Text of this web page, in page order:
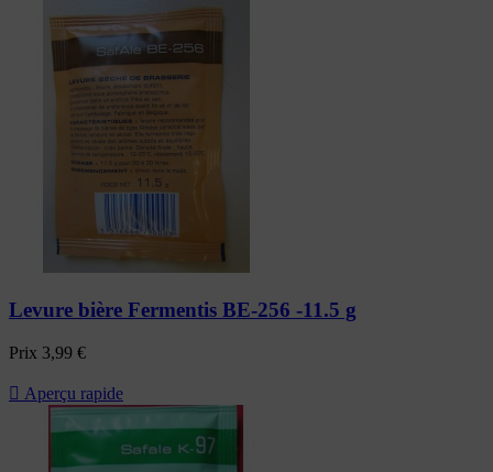
Levure bière Fermentis BE-256 -11.5 g
Prix 3,99 €
 Aperçu rapide